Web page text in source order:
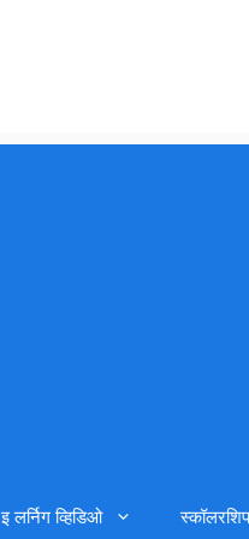
इ लर्निग व्हिडिओ स्कॉलरशिप